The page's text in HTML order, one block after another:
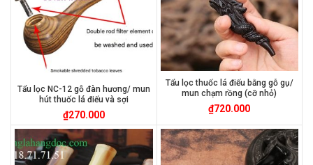
Tẩu lọc NC-12 gỗ đàn hương/ mun
hút thuốc lá điếu và sợi
₫270.000
Tẩu lọc thuốc lá điếu bằng gỗ gụ/
mun chạm rồng (cỡ nhỏ)
₫720.000